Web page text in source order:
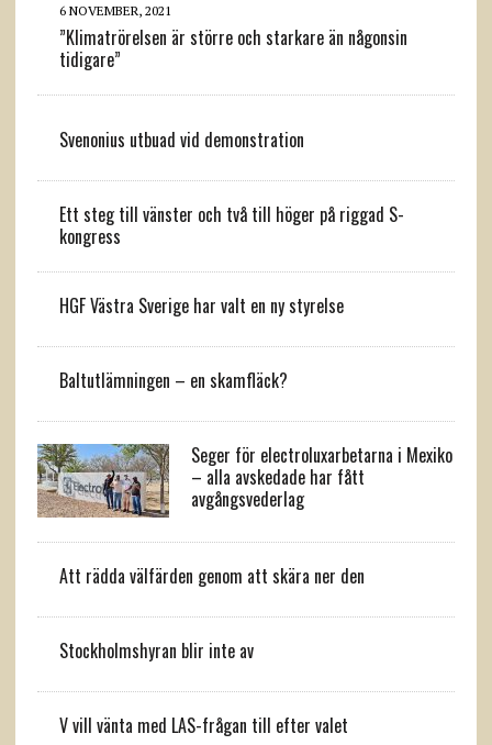
6 NOVEMBER, 2021
”Klimatrörelsen är större och starkare än någonsin
tidigare”
Svenonius utbuad vid demonstration
Ett steg till vänster och två till höger på riggad S-
kongress
HGF Västra Sverige har valt en ny styrelse
Baltutlämningen – en skamfläck?
Seger för electroluxarbetarna i Mexiko
– alla avskedade har fått
avgångsvederlag
Att rädda välfärden genom att skära ner den
Stockholmshyran blir inte av
V vill vänta med LAS-frågan till efter valet